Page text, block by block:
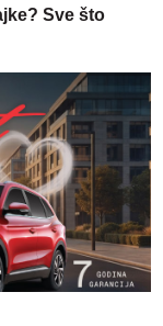
Sve što